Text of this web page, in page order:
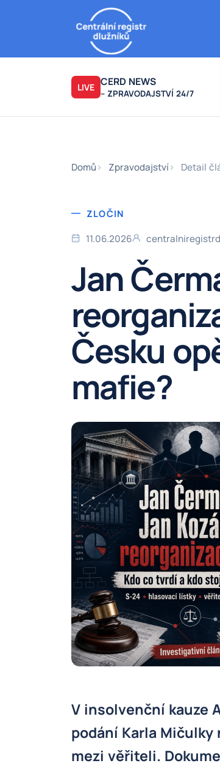
LIVE CERD NEWS
– ZPRAVODAJSTVÍ 24/7
Domů Zpravodajství Detail
ZLOČIN
11.06.2026
Jan
Česku
mafie?
V insolvenční kauze
podání Karla
mezi věřiteli.